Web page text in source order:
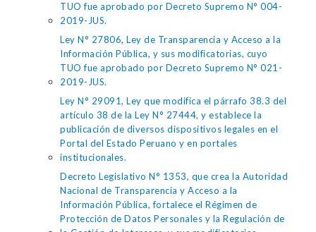
TUO fue aprobado por Decreto Supremo N° 004-
2019-JUS.
Ley N° 27806, Ley de Transparencia y Acceso a la
Información Pública, y sus modificatorias, cuyo
TUO fue aprobado por Decreto Supremo N° 021-
2019-JUS.
Ley N° 29091, Ley que modifica el párrafo 38.3 del
artículo 38 de la Ley N° 27444, y establece la
publicación de diversos dispositivos legales en el
Portal del Estado Peruano y en portales
institucionales.
Decreto Legislativo N° 1353, que crea la Autoridad
Nacional de Transparencia y Acceso a la
Información Pública, fortalece el Régimen de
Protección de Datos Personales y la Regulación de